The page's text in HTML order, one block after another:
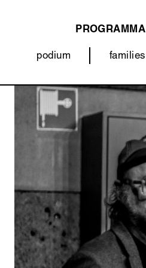
Categorieën
(menu)
podium families
NAVIGATION
PROGRAMMA
Afbeelding